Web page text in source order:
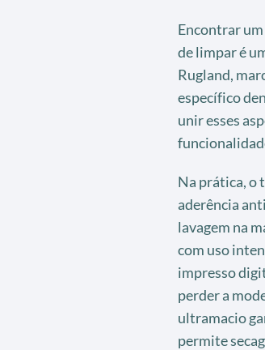
Encontrar
de limpar é
Rugland,
específico
unir esses
Na prática, o
aderência
lavagem na
com uso
impresso
perder a
ultramacio
permite